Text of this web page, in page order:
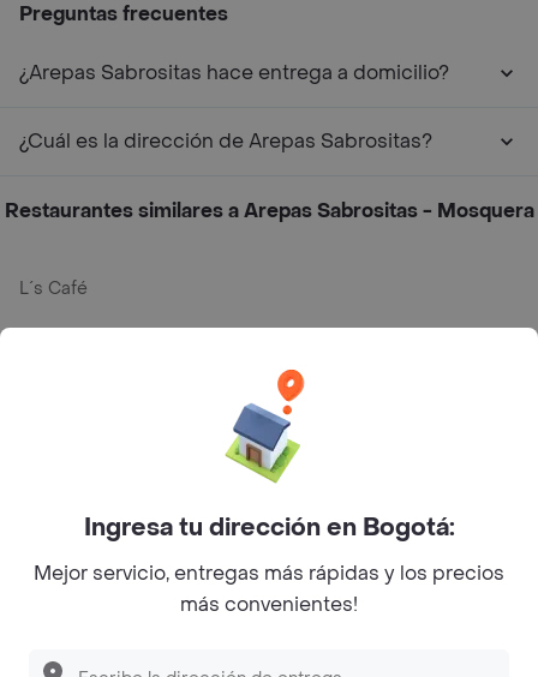
Preguntas frecuentes
¿Arepas Sabrositas hace entrega a domicilio?
¿Cuál es la dirección de Arepas Sabrositas?
Restaurantes similares a Arepas Sabrositas - Mosquera
L´s Café
Philippe
Myriam Camhi Co
Magnifique
Empanaditas de Pipian - Empanadas
Desayunadero de la 42
Ingresa tu dirección en Bogotá:
Mejor servicio, entregas más rápidas y los precios
más convenientes!